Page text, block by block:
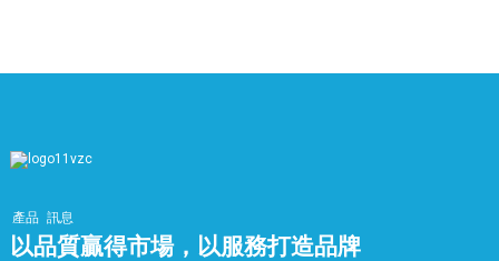
產品 訊息
以品質贏得市場，以服務打造品牌